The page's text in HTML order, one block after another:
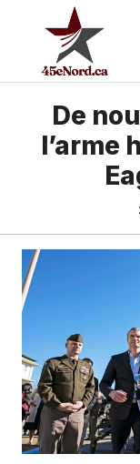
contenu
De
l’arme